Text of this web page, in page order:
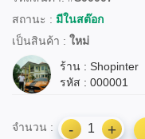
สถานะ : มีในสต๊อก
เป็นสินค้า : ใหม่
ร้าน : Shopinter
รหัส : 000001
จำนวน : - +